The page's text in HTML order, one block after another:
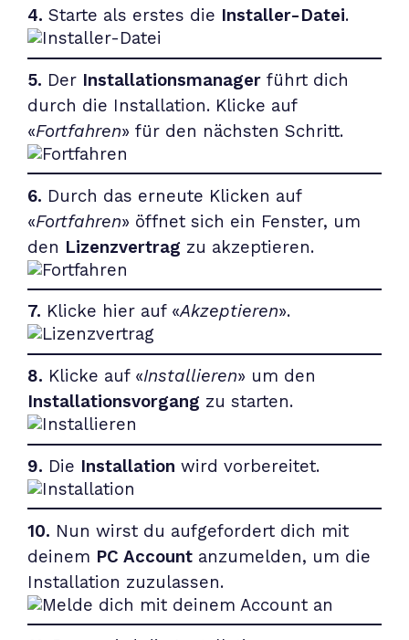
4. Starte als erstes die Installer-Datei.
5. Der Installationsmanager führt dich
durch die Installation. Klicke auf
«Fortfahren» für den nächsten Schritt.
6. Durch das erneute Klicken auf
«Fortfahren» öffnet sich ein Fenster, um
den Lizenzvertrag zu akzeptieren.
7. Klicke hier auf «Akzeptieren».
8. Klicke auf «Installieren» um den
Installationsvorgang zu starten.
9. Die Installation wird vorbereitet.
10. Nun wirst du aufgefordert dich mit
deinem PC Account anzumelden, um die
Installation zuzulassen.